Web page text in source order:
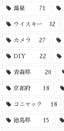
温泉 71
ウイスキー 32
カメラ 27
DIY 22
青森県 20
京都府 18
コニャック 18
徳島県 15